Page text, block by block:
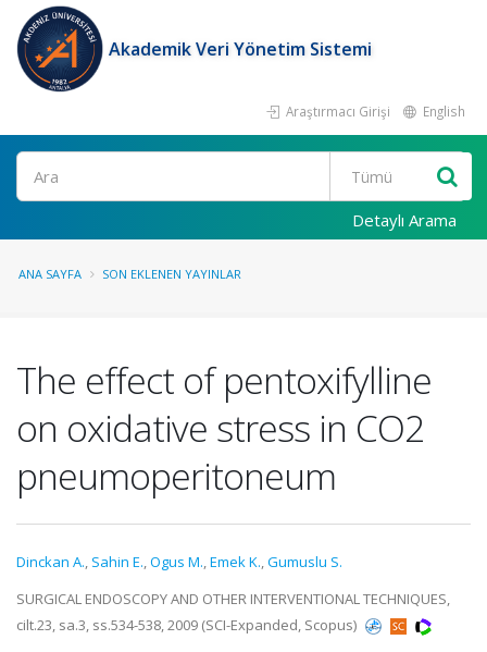
Akademik Veri Yönetim Sistemi
Araştırmacı Girişi English
Ara
Detaylı Arama
ANA SAYFA SON EKLENEN YAYINLAR
The effect of pentoxifylline
on oxidative stress in CO2
pneumoperitoneum
Dinckan A., Sahin E.,Ogus M.,Emek K.,Gumuslu S.
SURGICAL ENDOSCOPY AND OTHER INTERVENTIONAL TECHNIQUES,
cilt.23, sa.3, ss.534-538, 2009 (SCI-Expanded, Scopus)